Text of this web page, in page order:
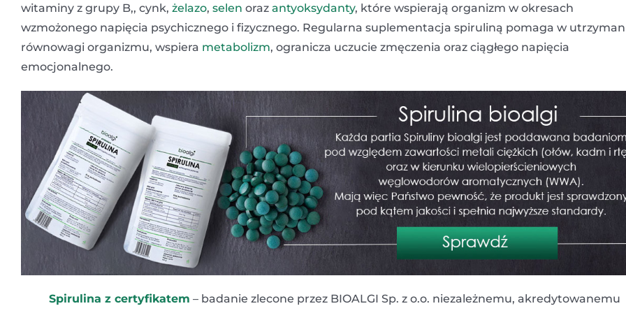
witaminy z grupy B,, cynk, żelazo, selen oraz antyoksydanty, które wspierają organizm w okresach
wzmożonego napięcia psychicznego i fizycznego. Regularna suplementacja spiruliną pomaga w
równowagi organizmu, wspiera metabolizm, ogranicza uczucie zmęczenia oraz ciągłego napięcia
emocjonalnego.
Spirulina z certyfikatem – badanie zlecone przez BIOALGI Sp. z o.o. niezależnemu, akredytowanemu